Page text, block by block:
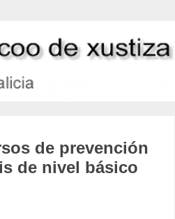
de prevención
de nivel básico